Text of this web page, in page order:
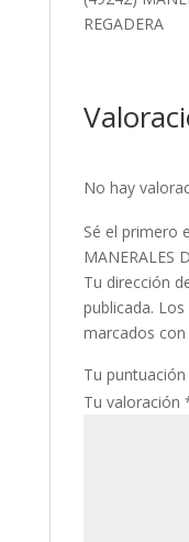
REGADERA
No hay
Sé el primero
MANERALES
Tu dirección
publicada.
marcados con
Tu puntuación
Tu valoración